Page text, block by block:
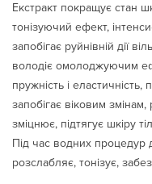
Екстракт покращує стан
тонізуючий ефект,
запобігає руйнівній дії
володіє омолоджуючим
пружність і
запобігає віковим
зміцнює, підтягує шкіру
Під час водних процедур
розслабляє, тонізує,